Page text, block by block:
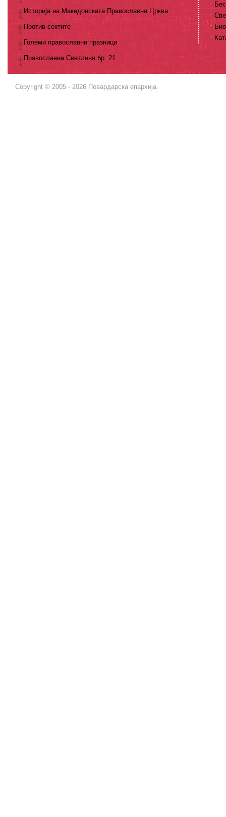
Историја на Македонската Православна Црква
Против сектите
Големи православни празници
Православна Светлина бр. 21
Copyright © 2005 - 2026 Повардарска епархија.